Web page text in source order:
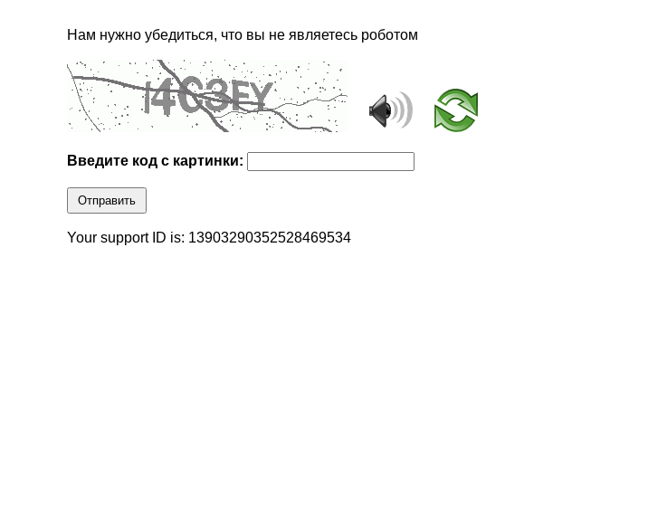
Нам нужно убедиться, что вы не являетесь роботом
Введите код с картинки:
Отправить
Your support ID is: 13903290352528469534